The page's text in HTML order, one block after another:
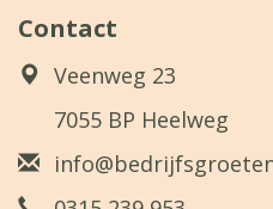
Contact
Veenweg 23
7055 BP Heelweg